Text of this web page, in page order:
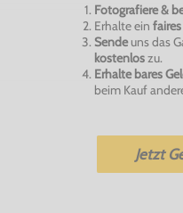
Fotografiere &
Erhalte ein
Sendeuns das
kostenloszu.
Erhalte bares
beim Kauf
Jetzt